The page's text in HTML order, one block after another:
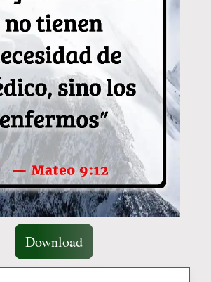
Download